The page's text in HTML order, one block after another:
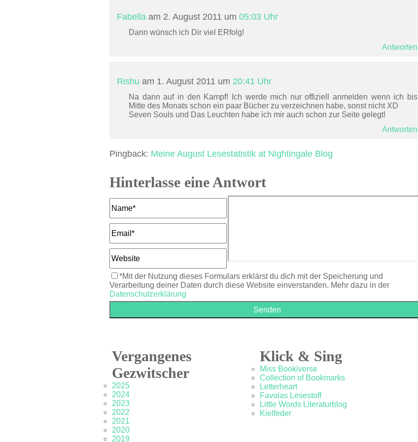
Fabella am 2. August 2011 um 05:03 Uhr
Dann wünsch ich Dir viel ERfolg!
Antworten
Rishu am 1. August 2011 um 20:41 Uhr
Na dann auf in den Kampf! Ich werde mich nur offiziell anmelden wenn ich bis
Mitte des Monats schon ein paar Bücher zu verzeichnen habe, sonst nicht XD
Seven Souls und Das Leuchten habe ich mir auch schon zur Seite gelegt!
Antworten
Pingback: Meine August Lesestatistik at Nightingale Blog
Hinterlasse eine Antwort
*Mit der Nutzung dieses Formulars erklärst du dich mit der Speicherung und
Verarbeitung deiner Daten durch diese Website einverstanden. Mehr dazu in der
Datenschutzerklärung
Vergangenes
Gezwitscher
2025
2024
2023
2022
2021
2020
2019
Klick & Sing
Miss Bookiverse
Collection of Bookmarks
Letterheart
Favolas Lesestoff
Little Words Literaturblog
Kielfeder